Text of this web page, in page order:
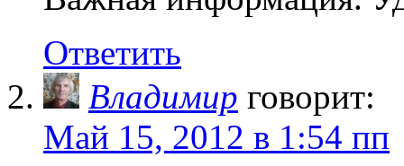
Ответить
Владимир говорит:
Май 15, 2012 в 1:54 пп